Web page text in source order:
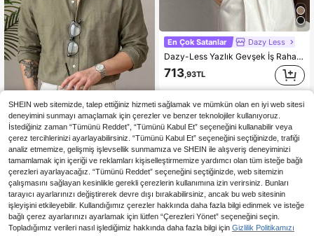
8
En Çok Satanlar Dazy Men
1.277,49TL
En Çok Satanlar Dazy Less
Dazy-Less Yazlık Gevşek İş Rahat Düz Kısa Kollu Tişört Kadınlar İçin Büyük Boy Tişört
713,93TL
SHEIN web sitemizde, talep ettiğiniz hizmeti sağlamak ve mümkün olan en iyi web sitesi
deneyimini sunmayı amaçlamak için çerezler ve benzer teknolojiler kullanıyoruz.
İstediğiniz zaman “Tümünü Reddet”, “Tümünü Kabul Et” seçeneğini kullanabilir veya
çerez tercihlerinizi ayarlayabilirsiniz. “Tümünü Kabul Et” seçeneğini seçtiğinizde, trafiği
analiz etmemize, gelişmiş işlevsellik sunmamıza ve SHEIN ile alışveriş deneyiminizi
tamamlamak için içeriği ve reklamları kişiselleştirmemize yardımcı olan tüm isteğe bağlı
çerezleri ayarlayacağız. “Tümünü Reddet” seçeneğini seçtiğinizde, web sitemizin
çalışmasını sağlayan kesinlikle gerekli çerezlerin kullanımına izin verirsiniz. Bunları
tarayıcı ayarlarınızı değiştirerek devre dışı bırakabilirsiniz, ancak bu web sitesinin
işleyişini etkileyebilir. Kullandığımız çerezler hakkında daha fazla bilgi edinmek ve isteğe
bağlı çerez ayarlarınızı ayarlamak için lütfen “Çerezleri Yönet” seçeneğini seçin.
Topladığımız verileri nasıl işlediğimiz hakkında daha fazla bilgi için Gizlilik Politikamızı